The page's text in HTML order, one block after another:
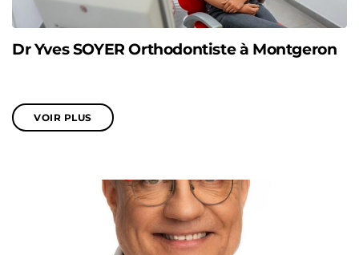
Dr Yves SOYER Orthodontiste à Montgeron
VOIR PLUS